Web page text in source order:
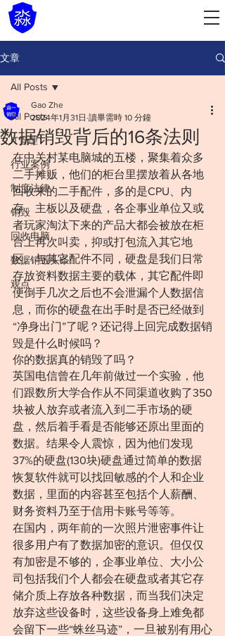
文章
All Posts
IT管理
行业案例
制度法律
销毁
回收电脑
数据销毁头条
观点
All Posts
数据销毁背后的16条法则
Gao Zhe
2024年1月31日 讀畢需時 10 分鐘
在中关村某电脑城的五楼，聚集着众多
二手摊贩，他们的柜台里摆放着从各地
回收来的二手配件，多的是CPU、内
存、主板以及硬盘，各企事业单位又或
者玩家淘汰下来的产品大都会被放在柜
台上再次叫卖，抑或打包流入其它地
区。与其它配件不同，硬盘是我们日常
存放资料数据主要的载体，其它配件即
便倒手几次之后也不会泄漏个人数据信
息，而你的硬盘在出手时是否已经做到
“净身出门”了呢？还记得上回完成数据销
毁是什么时候吗？
你的数据真的销毁了吗？
英国电信曾在几年前做过一个实验，他
们跟数所大学合作从不同渠道收购了350
块被人放弃或者流入到二手市场的硬
盘，然后着手看是否能够还原出里面的
数据。结果令人震惊，因为他们发现
37%的硬盘(130块)硬盘通过简单的数据
恢复软件就可以找回敏感的个人和企业
数据，里面的内容甚至包括个人薪酬、
财务资料乃至于信用卡账号等等。
在国内，两年前的一次照片泄密事件让
很多用户有了数据加密的意识。但仅仅
有加密是不够的，企事业单位、大小公
司包括我们个人都会在硬盘或者其它存
储介质上存放各种数据，而当我们决定
放弃这些设备时，这些设备身上难免都
会留下一些“蛛丝马迹”，一旦被别有用心